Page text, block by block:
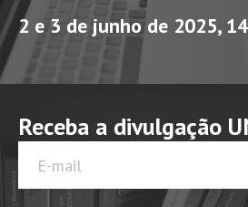
2 e 3 de junho de 2025,
Receba a divulgação